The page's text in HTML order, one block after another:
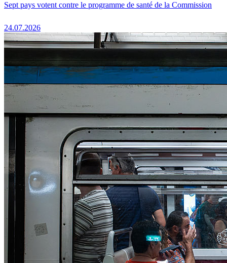
Sept pays votent contre le programme de santé de la Commission
24.07.2026